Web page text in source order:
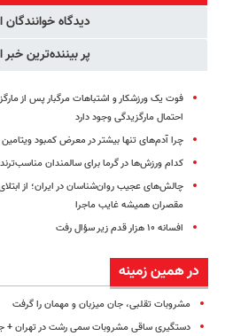
دیدگاه خوانندگان
پر بیننده‌ترین خبر
فوت یک ورزشکار و اشتباهات مرگبار پس از
احتمال مارگزیدگی وجود دارد
چرا آدم‌های تنها بیشتر در معرض کمبود
کدام ورزش‌ها در گرما برای سالمندان
چالش‌های عجیب روان‌شناسان در ایران؛ از
مقصران همیشه غایب ماجرا
افسانه ۱۰ هزار قدم زیر سؤال رفت
در همین زمینه
مشروبات تقلبی، جان میزبان و مهمان را گرفت
دستگیری ساقی مشروبات سمی رشت در تهران +